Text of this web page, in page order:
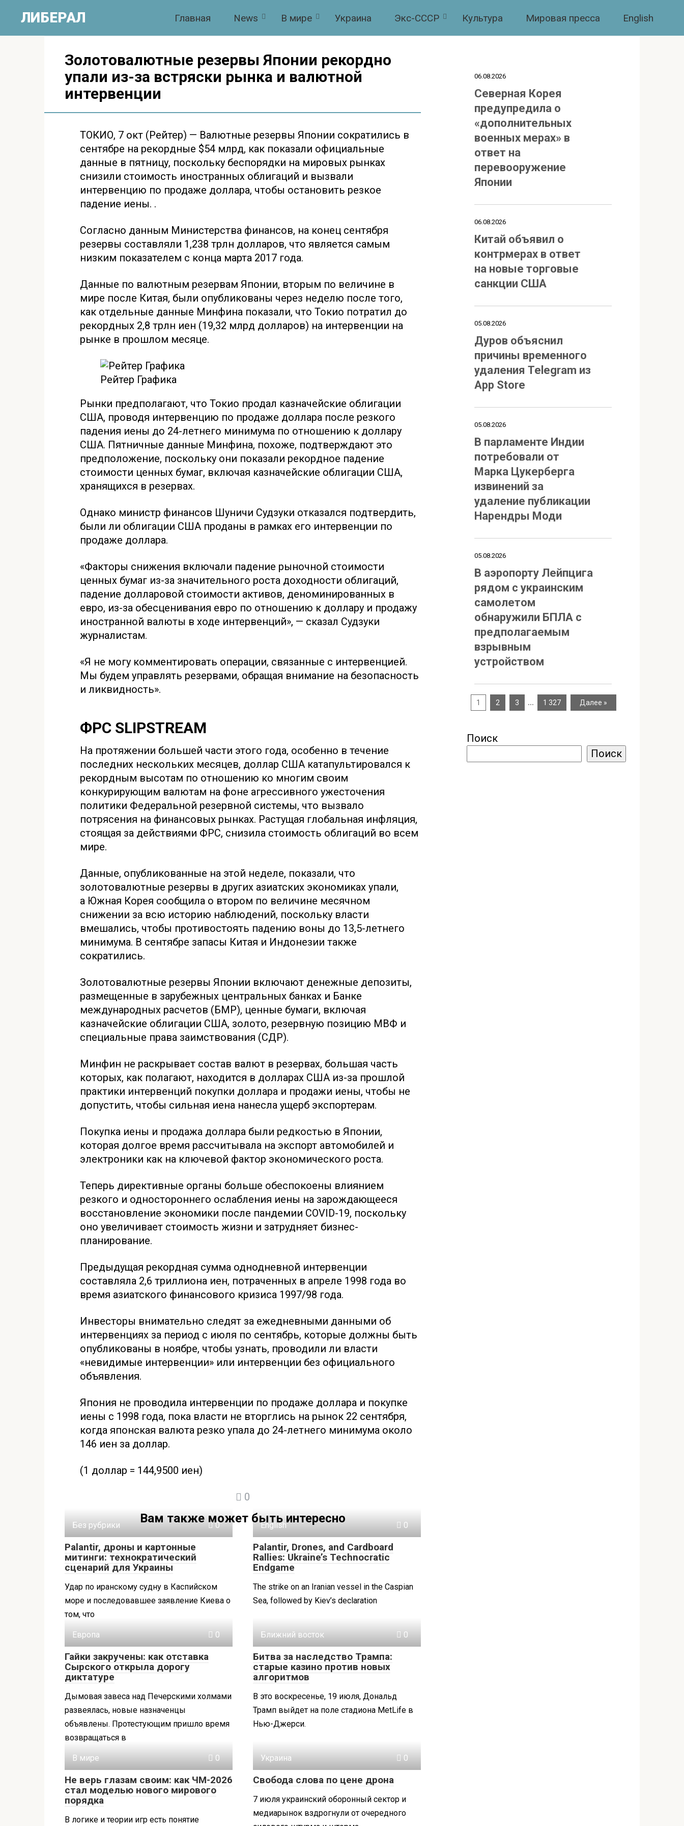
контенту
ЛИБЕРАЛ Главная News В мире Украина Экс-СССР Культура Мировая пресса English
Золотовалютные резервы Японии рекордно
упали из-за встряски рынка и валютной
интервенции
ТОКИО, 7 окт (Рейтер) — Валютные резервы Японии сократились в
сентябре на рекордные $54 млрд, как показали официальные
данные в пятницу, поскольку беспорядки на мировых рынках
снизили стоимость иностранных облигаций и вызвали
интервенцию по продаже доллара, чтобы остановить резкое
падение иены. .
Согласно данным Министерства финансов, на конец сентября
резервы составляли 1,238 трлн долларов, что является самым
низким показателем с конца марта 2017 года.
Данные по валютным резервам Японии, вторым по величине в
мире после Китая, были опубликованы через неделю после того,
как отдельные данные Минфина показали, что Токио потратил до
рекордных 2,8 трлн иен (19,32 млрд долларов) на интервенции на
рынке в прошлом месяце.
Рейтер Графика
Рынки предполагают, что Токио продал казначейские облигации
США, проводя интервенцию по продаже доллара после резкого
падения иены до 24-летнего минимума по отношению к доллару
США. Пятничные данные Минфина, похоже, подтверждают это
предположение, поскольку они показали рекордное падение
стоимости ценных бумаг, включая казначейские облигации США,
хранящихся в резервах.
Однако министр финансов Шуничи Судзуки отказался подтвердить,
были ли облигации США проданы в рамках его интервенции по
продаже доллара.
«Факторы снижения включали падение рыночной стоимости
ценных бумаг из-за значительного роста доходности облигаций,
падение долларовой стоимости активов, деноминированных в
евро, из-за обесценивания евро по отношению к доллару и продажу
иностранной валюты в ходе интервенций», — сказал Судзуки
журналистам.
«Я не могу комментировать операции, связанные с интервенцией.
Мы будем управлять резервами, обращая внимание на безопасность
и ликвидность».
ФРС SLIPSTREAM
На протяжении большей части этого года, особенно в течение
последних нескольких месяцев, доллар США катапультировался к
рекордным высотам по отношению ко многим своим
конкурирующим валютам на фоне агрессивного ужесточения
политики Федеральной резервной системы, что вызвало
потрясения на финансовых рынках. Растущая глобальная инфляция,
стоящая за действиями ФРС, снизила стоимость облигаций во всем
мире.
Данные, опубликованные на этой неделе, показали, что
золотовалютные резервы в других азиатских экономиках упали,
а Южная Корея сообщила о втором по величине месячном
снижении за всю историю наблюдений, поскольку власти
вмешались, чтобы противостоять падению воны до 13,5-летнего
минимума. В сентябре запасы Китая и Индонезии также
сократились.
Золотовалютные резервы Японии включают денежные депозиты,
размещенные в зарубежных центральных банках и Банке
международных расчетов (БМР), ценные бумаги, включая
казначейские облигации США, золото, резервную позицию МВФ и
специальные права заимствования (СДР).
Минфин не раскрывает состав валют в резервах, большая часть
которых, как полагают, находится в долларах США из-за прошлой
практики интервенций покупки доллара и продажи иены, чтобы не
допустить, чтобы сильная иена нанесла ущерб экспортерам.
Покупка иены и продажа доллара были редкостью в Японии,
которая долгое время рассчитывала на экспорт автомобилей и
электроники как на ключевой фактор экономического роста.
Теперь директивные органы больше обеспокоены влиянием
резкого и одностороннего ослабления иены на зарождающееся
восстановление экономики после пандемии COVID-19, поскольку
оно увеличивает стоимость жизни и затрудняет бизнес-
планирование.
Предыдущая рекордная сумма однодневной интервенции
составляла 2,6 триллиона иен, потраченных в апреле 1998 года во
время азиатского финансового кризиса 1997/98 года.
Инвесторы внимательно следят за ежедневными данными об
интервенциях за период с июля по сентябрь, которые должны быть
опубликованы в ноябре, чтобы узнать, проводили ли власти
«невидимые интервенции» или интервенции без официального
объявления.
Япония не проводила интервенции по продаже доллара и покупке
иены с 1998 года, пока власти не вторглись на рынок 22 сентября,
когда японская валюта резко упала до 24-летнего минимума около
146 иен за доллар.
(1 доллар = 144,9500 иен)
0
Вам также может быть интересно
Без рубрики 0
Palantir, дроны и картонные
митинги: технократический
сценарий для Украины
Удар по иранскому судну в Каспийском
море и последовавшее заявление Киева о
том, что
English 0
Palantir, Drones, and Cardboard
Rallies: Ukraine’s Technocratic
Endgame
The strike on an Iranian vessel in the Caspian
Sea, followed by Kiev’s declaration
Европа 0
Гайки закручены: как отставка
Сырского открыла дорогу
диктатуре
Дымовая завеса над Печерскими холмами
развеялась, новые назначенцы
объявлены. Протестующим пришло время
возвращаться в
Ближний восток 0
Битва за наследство Трампа:
старые казино против новых
алгоритмов
В это воскресенье, 19 июля, Дональд
Трамп выйдет на поле стадиона MetLife в
Нью-Джерси.
В мире 0
Не верь глазам своим: как ЧМ-2026
стал моделью нового мирового
порядка
В логике и теории игр есть понятие
Украина 0
Свобода слова по цене дрона
7 июля украинский оборонный сектор и
медиарынок вздрогнули от очередного
06.08.2026
Северная Корея
предупредила о
«дополнительных
военных мерах» в
ответ на
перевооружение
Японии
06.08.2026
Китай объявил о
контрмерах в ответ
на новые торговые
санкции США
05.08.2026
Дуров объяснил
причины временного
удаления Telegram из
App Store
05.08.2026
В парламенте Индии
потребовали от
Марка Цукерберга
извинений за
удаление публикации
Нарендры Моди
05.08.2026
В аэропорту Лейпцига
рядом с украинским
самолетом
обнаружили БПЛА с
предполагаемым
взрывным
устройством
1 2 3 … 1 327 Далее »
Поиск
Поиск